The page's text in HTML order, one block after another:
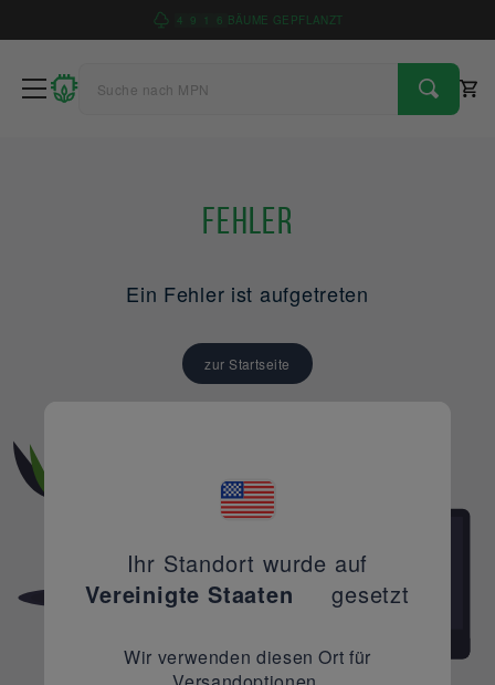
4 9 1 6 BÄUME GEPFLANZT
Fehler
Ein Fehler ist aufgetreten
zur Startseite
Ihr Standort wurde auf
Vereinigte Staaten
gesetzt
Wir verwenden diesen Ort für